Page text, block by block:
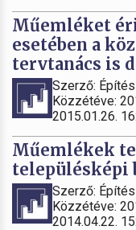
Műemléket
esetében a
tervtanács is
Szerző:
Közzétéve:
2015.01.26.
Műemlékek
településképi
Szerző:
Közzétéve:
2014.04.22.